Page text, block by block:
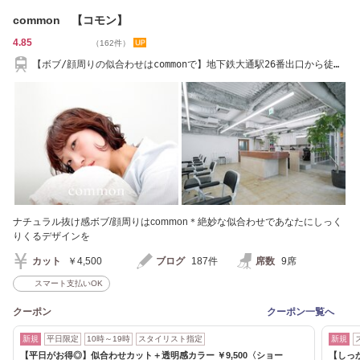
common 【コモン】
4.85 （162件）
【ボブ/顔周りの似合わせはcommonで】地下鉄大通駅26番出口から徒歩
ナチュラル抜け感ボブ/顔周りはcommon＊絶妙な似合わせであなたにしっく
りくるデザインを
カット ￥4,500 ブログ 187件 席数 9席
スマート支払いOK
クーポン クーポン一覧へ
新規 平日限定 10時～19時 スタイリスト指定
【平日がお得◎】似合わせカット＋透明感カラー ￥9,500〈ショー
新規
【し